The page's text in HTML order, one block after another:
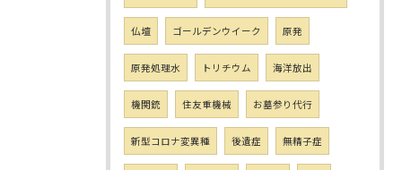
仏壇 ゴールデンウイーク 原発
原発処理水 トリチウム 海洋放出
機関銃 住友重機械 お墓参り代行
新型コロナ変異種 後遺症 無精子症